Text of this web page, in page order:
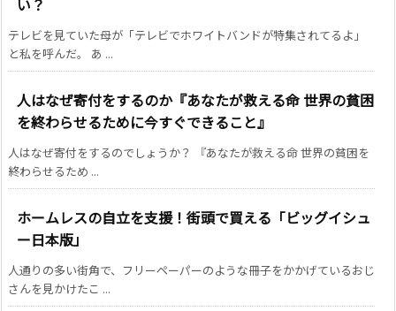
テレビを見ていた母が「テレビでホワイトバンドが特集されてるよ」
と私を呼んだ。 あ ...
人はなぜ寄付をするのか『あなたが救える命 世界の貧困
を終わらせるために今すぐできること』
人はなぜ寄付をするのでしょうか？ 『あなたが救える命 世界の貧困を
終わらせるため ...
ホームレスの自立を支援！街頭で買える「ビッグイシュ
ー日本版」
人通りの多い街角で、フリーペーパーのような冊子をかかげているおじ
さんを見かけたこ ...